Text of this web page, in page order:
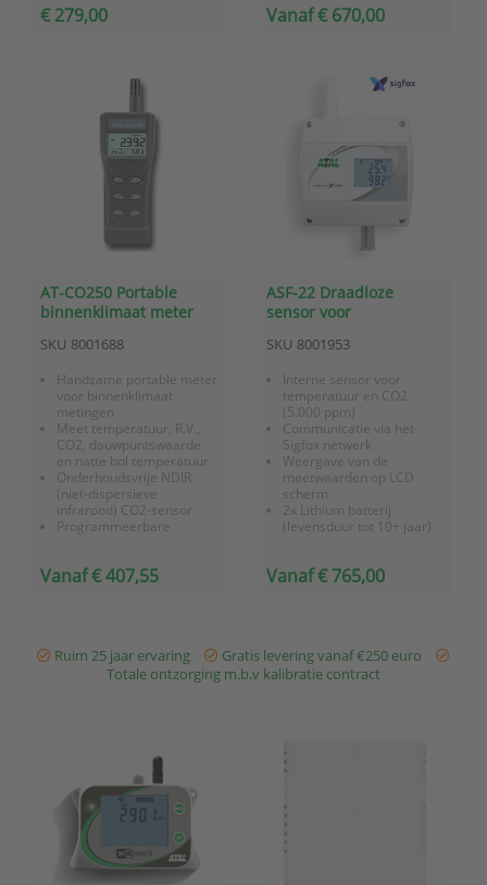
€ 279,00
fabriekscertificaat en 3
Vanaf € 670,00
AT-CO250 Portable
binnenklimaat meter
en CO2
SKU 8001688
Handzame portable meter
voor binnenklimaat
metingen
Meet temperatuur, R.V.,
CO2, dauwpuntswaarde
en natte bol temperatuur
Onderhoudsvrije NDIR
(niet-dispersieve
infrarood) CO2-sensor
Programmeerbare
Geleverd met 4 stuks
Vanaf € 407,55
ASF-22 Draadloze
sensor voor
met Sigfox
communicatie
SKU 8001953
Interne sensor voor
temperatuur en CO2
(5.000 ppm)
Communicatie via het
Sigfox netwerk
Weergave van de
meetwaarden op LCD
scherm
2x Lithium batterij
(levensduur tot 10+ jaar)
Direct inzetbaar op locatie
Vanaf € 765,00
Ruim 25 jaar ervaring
Gratis levering vanaf €250 euro
Totale ontzorging m.b.v kalibratie contract